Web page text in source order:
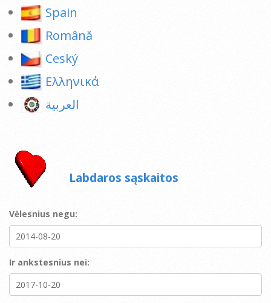
Spain
Română
Ceský
Ελληνικά
العربية
Labdaros sąskaitos
Vėlesnius negu:
Ir ankstesnius nei: